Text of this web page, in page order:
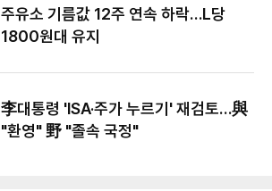
주유소 기름값 12주 연속 하락…L당
1800원대 유지
李대통령 'ISA·주가 누르기' 재검토…與
"환영" 野 "졸속 국정"